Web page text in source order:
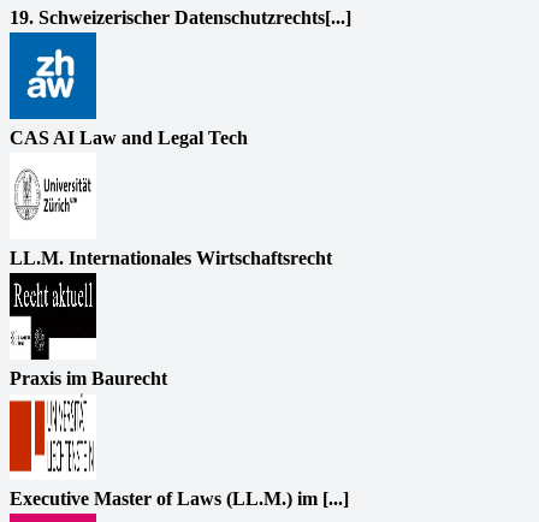
19. Schweizerischer Datenschutzrechts[...]
CAS AI Law and Legal Tech
LL.M. Internationales Wirtschaftsrecht
Praxis im Baurecht
Executive Master of Laws (LL.M.) im [...]